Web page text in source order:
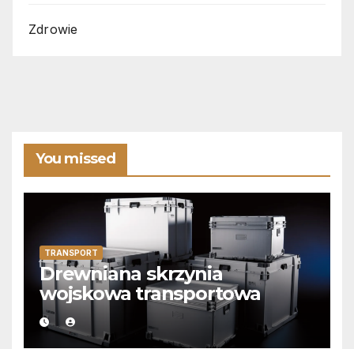
Zdrowie
You missed
TRANSPORT
Drewniana skrzynia
wojskowa transportowa